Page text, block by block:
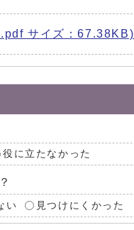
サイズ：67.38KB)
役に立たなかった
い 見つけにくかった